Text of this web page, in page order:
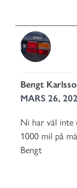
Bengt
MARS 26,
Ni har väl inte
1000 mil på
Bengt